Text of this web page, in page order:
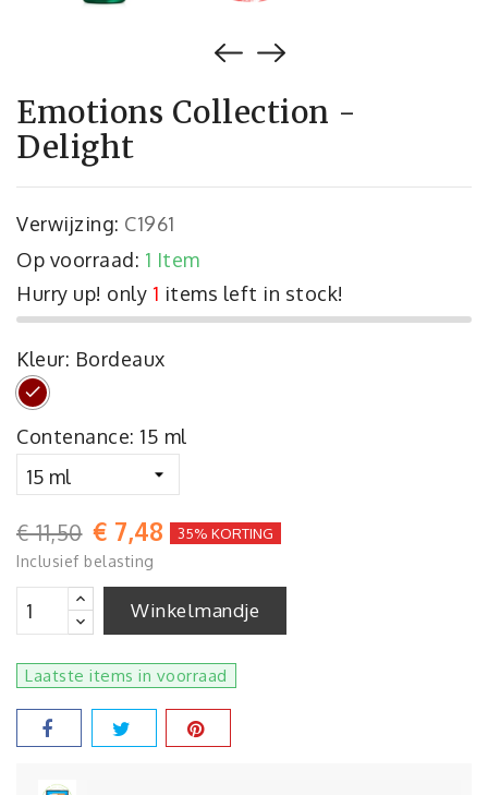
Emotions Collection -
Delight
Verwijzing: C1961
Op voorraad: 1 Item
Hurry up! only 1 items left in stock!
Kleur: Bordeaux
Bordeaux
Contenance: 15 ml
€ 11,50 € 7,48 35% KORTING
Inclusief belasting
Winkelmandje
Laatste items in voorraad